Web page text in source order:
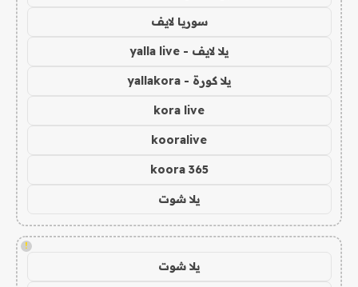
سوريا لايف
يلا لايف - yalla live
يلا كورة - yallakora
kora live
kooralive
koora 365
يلا شوت
!
يلا شوت